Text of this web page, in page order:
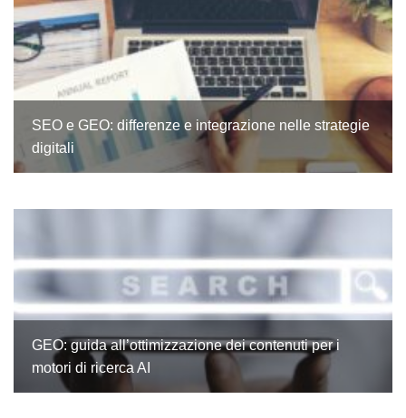
SEO e GEO: differenze e integrazione nelle strategie
digitali
GEO: guida all’ottimizzazione dei contenuti per i
motori di ricerca AI